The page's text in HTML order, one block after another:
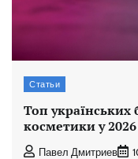
Статьи
Топ українських
косметики у
Павел Дмитриев